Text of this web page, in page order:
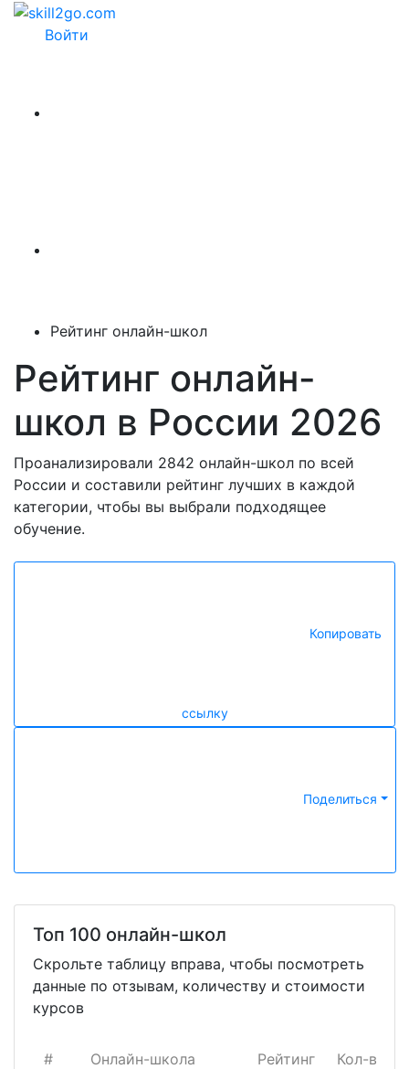
Войти
Рейтинг онлайн-школ
Рейтинг онлайн-
школ в России 2026
Проанализировали 2842 онлайн-школ по всей
России и составили рейтинг лучших в каждой
категории, чтобы вы выбрали подходящее
обучение.
Копировать
ссылку
Поделиться
Топ 100 онлайн-школ
Скрольте таблицу вправа, чтобы посмотреть
данные по отзывам, количеству и стоимости
курсов
# Онлайн-школа Рейтинг Кол-во